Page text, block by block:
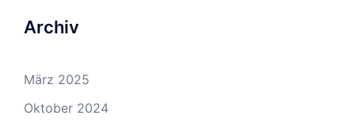
Archiv
März 2025
Oktober 2024